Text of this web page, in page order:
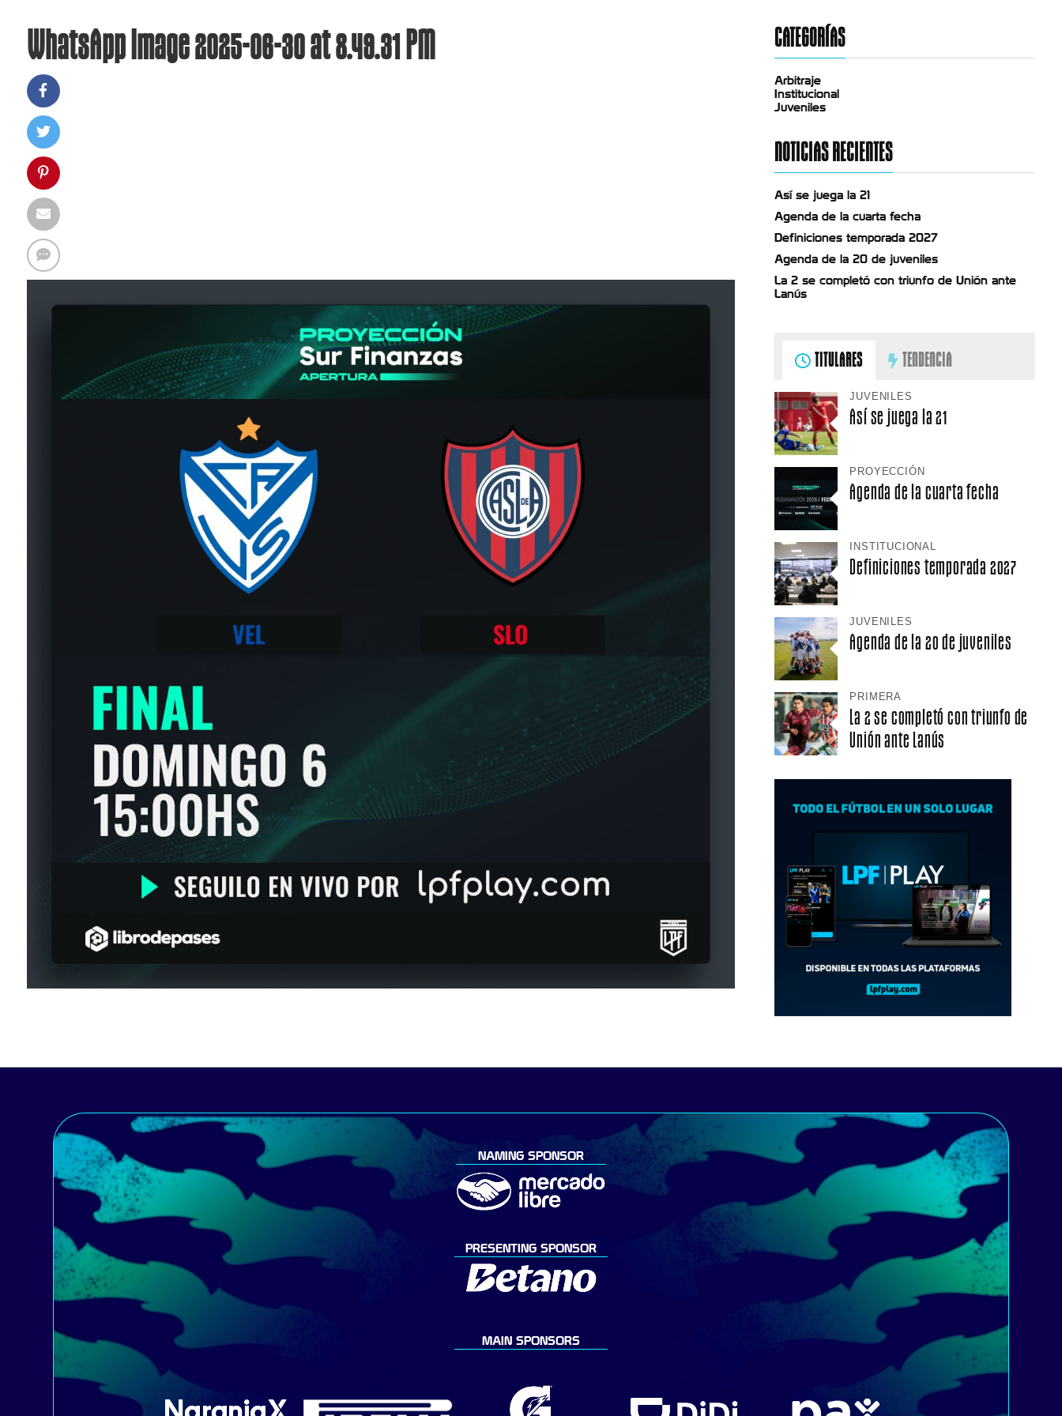
WhatsApp Image 2025-06-30 at 8.49.31 PM CATEGORÍAS
Arbitraje
Institucional
Juveniles
NOTICIAS RECIENTES
Así se juega la 21
Agenda de la cuarta fecha
Definiciones temporada 2027
Agenda de la 20 de juveniles
La 2 se completó con triunfo de Unión ante
Lanús
TITULARES TENDENCIA
JUVENILES
Así se juega la 21
PROYECCIÓN
Agenda de la cuarta fecha
INSTITUCIONAL
Definiciones temporada 2027
JUVENILES
Agenda de la 20 de juveniles
PRIMERA
La 2 se completó con triunfo de
Unión ante Lanús
NAMING SPONSOR
PRESENTING SPONSOR
MAIN SPONSORS